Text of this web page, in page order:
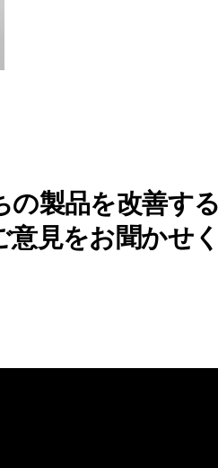
の製品を改善する
見をお聞かせく